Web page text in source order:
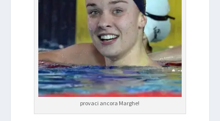
provaci ancora Marghe!